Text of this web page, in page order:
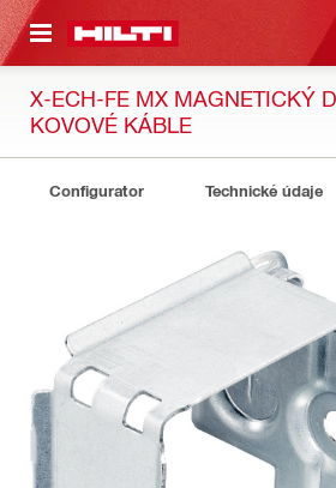
HLAVNÝ OBSAH
X-ECH-FE MX MAGNETICKÝ
KOVOVÉ KÁBLE
Configurator Technické údaje